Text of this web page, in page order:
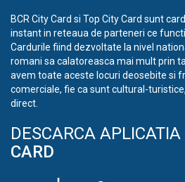
BCR City Card si Top City Card sunt
instant in reteaua de parteneri ce
Cardurile fiind dezvoltate la nivel
romani sa calatoreasca mai mult prin
avem toate aceste locuri deosebite si
comerciale, fie ca sunt cultural-
direct.
DESCARCA APLICATIA
CARD